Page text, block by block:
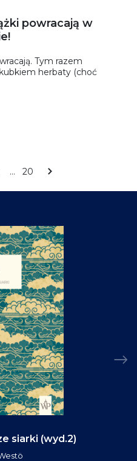
powracają w
Tym razem
herbaty (choć
… 20
siarki (wyd.2)